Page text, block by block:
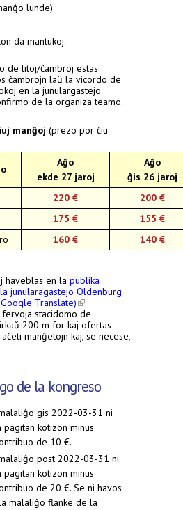
lunde)
da mantukoj.
de litoj/ĉambroj estas
ĉambrojn laŭ la vicordo de
en la junulargastejo
de la organiza teamo.
manĝoj (prezo por ĉiu
Aĝo
ekde 27 jaroj
Aĝo
ĝis 26 jaroj
220 €
200 €
175 €
155 €
160 € 140 €
haveblas en la publika
junularagastejo Oldenburg
Translate)(link is
external)
.
stacidomo de
200 m for kaj ofertas
manĝetojn kaj, se necese,
de la kongreso
gis 2022-03-31 ni
kotizon minus
de 10 €.
post 2022-03-31 ni
kotizon minus
de 20 €. Se ni havos
malaliĝo flanke de la